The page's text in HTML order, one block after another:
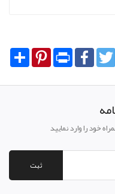
Share PinterestPrint
خود را وارد نمایید
ثبت